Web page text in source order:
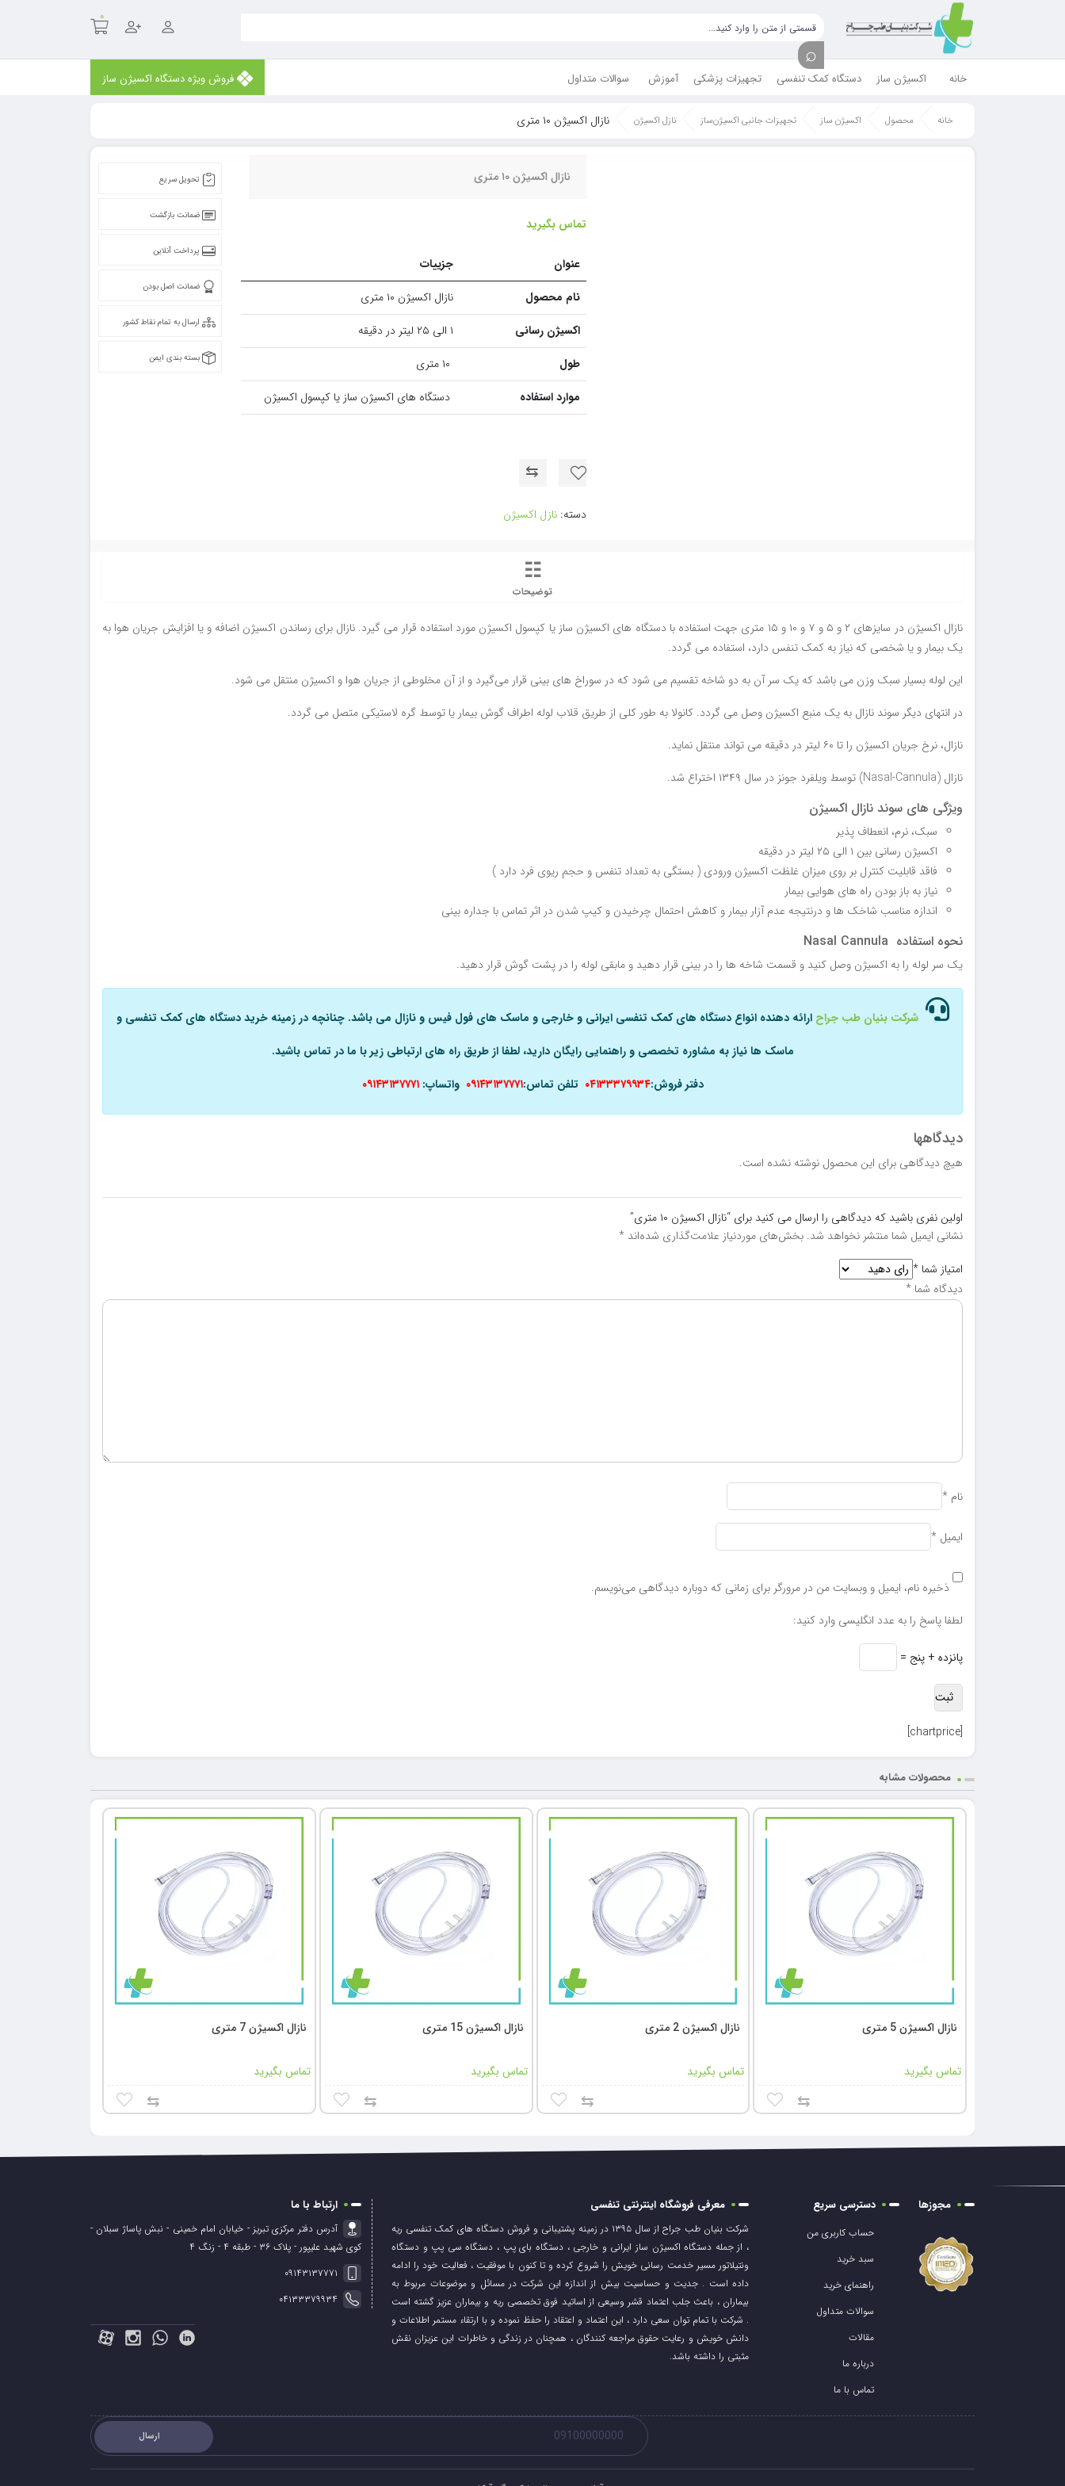
۰
خانه اکسیژن ساز دستگاه کمک تنفسی تجهیزات پزشکی آموزش سوالات متداول فروش ویژه دستگاه اکسیژن ساز
خانه محصول اکسیژن ساز تجهیزات جانبی اکسیژن‌ساز نازل اکسیژن نازال اکسیژن ۱۰ متری
نازال اکسیژن ۱۰ متری
تماس بگیرید
عنوان
جزییات
نام محصول
نازال اکسیژن ۱۰ متری
اکسیژن رسانی
۱ الی ۲۵ لیتر در دقیقه
طول
موارد استفاده
دستگاه های اکسیژن ساز یا کپسول اکسیژن
⇆
دسته: نازل اکسیژن
تحویل سریع
ضمانت بازگشت
پرداخت آنلاین
ضمانت اصل بودن
ارسال به تمام نقاط کشور
بسته بندی ایمن
توضیحات
نازال اکسیژن در سایزهای ۲ و ۵ و ۷ و ۱۰ و ۱۵ متری جهت استفاده با دستگاه های اکسیژن ساز یا کپسول اکسیژن مورد استفاده قرار می گیرد. نازال برای رساندن اکسیژن اضافه و یا افزایش جریان هوا به
یک بیمار و یا شخصی که نیاز به کمک تنفس دارد، استفاده می گردد.
این لوله بسیار سبک وزن می باشد که یک سر آن به دو شاخه تقسیم می شود که در سوراخ های بینی قرار می‌گیرد و از آن مخلوطی از جریان هوا و اکسیژن منتقل می شود.
در انتهای دیگر سوند نازال به یک منبع اکسیژن وصل می گردد. کانولا به طور کلی از طریق قلاب لوله اطراف گوش بیمار یا توسط گره لاستیکی متصل می گردد.
نازال، نرخ جریان اکسیژن را تا ۶۰ لیتر در دقیقه می تواند منتقل نماید.
نازال (Nasal-Cannula) توسط ویلفرد جونز در سال ۱۳۴۹ اختراع شد.
ویژگی های سوند نازال اکسیژن
سبک، نرم، انعطاف پذیر
اکسیژن رسانی بین ۱ الی ۲۵ لیتر در دقیقه
فاقد قابلیت کنترل بر روی میزان غلظت اکسیژن ورودی ( بستگی به تعداد تنفس و حجم ریوی فرد دارد )
نیاز به باز بودن راه های هوایی بیمار
اندازه مناسب شاخک ها و درنتیجه عدم آزار بیمار و کاهش احتمال چرخیدن و کیپ شدن در اثر تماس با جداره بینی
نحوه استفاده Nasal Cannula
یک سر لوله را به اکسیژن وصل کنید و قسمت شاخه ها را در بینی قرار دهید و مابقی لوله را در پشت گوش قرار دهید.
شرکت بنیان طب جراح ارائه دهنده انواع دستگاه های کمک تنفسی ایرانی و خارجی و ماسک های فول فیس و نازال می باشد. چنانچه در زمینه خرید دستگاه های کمک تنفسی و
ماسک ها نیاز به مشاوره تخصصی و راهنمایی رایگان دارید، لطفا از طریق راه های ارتباطی زیر با ما در تماس باشید.
دفتر فروش:۰۴۱۳۳۳۷۹۹۳۴ تلفن تماس:۰۹۱۴۳۱۳۷۷۷۱ واتساپ:۰۹۱۴۳۱۳۷۷۷۱
دیدگاهها
هیچ دیدگاهی برای این محصول نوشته نشده است.
اولین نفری باشید که دیدگاهی را ارسال می کنید برای “نازال اکسیژن ۱۰ متری”
نشانی ایمیل شما منتشر نخواهد شد. بخش‌های موردنیاز علامت‌گذاری شده‌اند *
امتیاز شما *
دیدگاه شما *
نام *
ایمیل *
ذخیره نام، ایمیل و وبسایت من در مرورگر برای زمانی که دوباره دیدگاهی می‌نویسم.
لطفا پاسخ را به عدد انگلیسی وارد کنید:
پانزده + پنج =
[chartprice]
محصولات مشابه
نازال اکسیژن 5 متری
تماس بگیرید
⇆
نازال اکسیژن 2 متری
تماس بگیرید
⇆
نازال اکسیژن 15 متری
تماس بگیرید
⇆
نازال اکسیژن 7 متری
تماس بگیرید
⇆
مجوزها دسترسی سریع
حساب کاربری من
سبد خرید
راهنمای خرید
سوالات متداول
مقالات
درباره ما
تماس با ما
معرفی فروشگاه اینترنتی تنفسی
شرکت بنیان طب جراح از سال ۱۳۹۵ در زمینه پشتیبانی و فروش دستگاه های کمک تنفسی ریه
، از جمله دستگاه اکسیژن ساز ایرانی و خارجی ، دستگاه بای پپ ، دستگاه سی پپ و دستگاه
ونتیلاتور مسیر خدمت رسانی خویش را شروع کرده و تا کنون با موفقیت ، فعالیت خود را ادامه
داده است . جدیت و حساسیت بیش از اندازه این شرکت در مسائل و موضوعات مربوط به
بیماران ، باعث جلب اعتماد قشر وسیعی از اساتید فوق تخصصی ریه و بیماران عزیز گشته است
. شرکت با تمام توان سعی دارد ، این اعتماد و اعتقاد را حفظ نموده و با ارتقاء مستمر اطلاعات و
دانش خویش و رعایت حقوق مراجعه کنندگان ، همچنان در زندگی و خاطرات این عزیزان نقش
مثبتی را داشته باشد.
ارتباط با ما
آدرس دفتر مرکزی تبریز - خیابان امام خمینی - نبش پاساژ سبلان -
کوی شهید علیپور - پلاک ۳۶ - طبقه ۴ - زنگ ۴
۰۹۱۴۳۱۳۷۷۷۱
۰۴۱۳۳۳۷۹۹۳۴